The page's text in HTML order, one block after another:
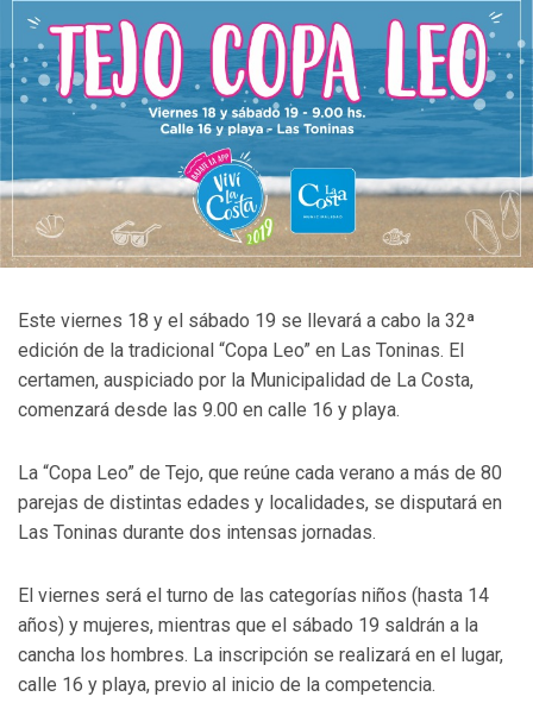
Este viernes 18 y el sábado 19 se llevará a cabo la 32ª
edición de la tradicional “Copa Leo” en Las Toninas. El
certamen, auspiciado por la Municipalidad de La Costa,
comenzará desde las 9.00 en calle 16 y playa.
La “Copa Leo” de Tejo, que reúne cada verano a más de 80
parejas de distintas edades y localidades, se disputará en
Las Toninas durante dos intensas jornadas.
El viernes será el turno de las categorías niños (hasta 14
años) y mujeres, mientras que el sábado 19 saldrán a la
cancha los hombres. La inscripción se realizará en el lugar,
calle 16 y playa, previo al inicio de la competencia.